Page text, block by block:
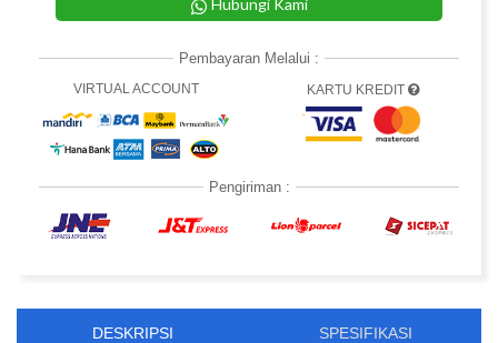
Pembayaran Melalui :
VIRTUAL ACCOUNT KARTU KREDIT
Pengiriman :
DESKRIPSI SPESIFIKASI